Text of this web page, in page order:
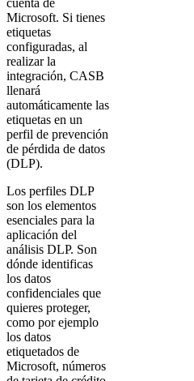
Microsoft. Si tienes
etiquetas
configuradas, al
realizar la
integración, CASB
llenará
automáticamente las
etiquetas en un
perfil de prevención
de pérdida de datos
(DLP).
Los perfiles DLP
son los elementos
esenciales para la
aplicación del
análisis DLP. Son
dónde identificas
los datos
confidenciales que
quieres proteger,
como por ejemplo
los datos
etiquetados de
Microsoft, números